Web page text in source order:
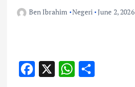
Ben Ibrahim Negeri June 2, 2026
F X W